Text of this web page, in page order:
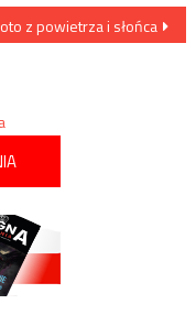
z powietrza i słońca